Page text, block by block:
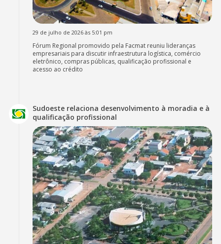
29 de julho de 2026 às 5:01 pm
Fórum Regional promovido pela Facmat reuniu lideranças
empresariais para discutir infraestrutura logística, comércio
eletrônico, compras públicas, qualificação profissional e
acesso ao crédito
Sudoeste relaciona desenvolvimento à moradia e à
qualificação profissional